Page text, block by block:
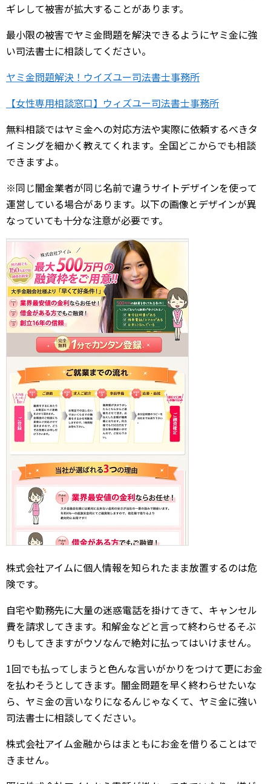
ギレして被害が拡大することがあります。
最小限の被害でヤミ金問題を解決できるようにヤミ金に強
い司法書士に相談してください。
ヤミ金問題解決！ウイズユー司法書士事務所
【女性専用相談窓口】ウィズユー司法書士事務所
無料相談ではヤミ金への対応方法や実際に依頼するべきタ
イミングを細かく教えてくれます。全国どこからでも相談
できますよ。
※同じ闇金業者が同じ名前で違うサイトデザインを使って
運営している場合があります。以下の画像とデザインが異
なっていても十分な注意が必要です。
株式会社アイムに個人情報を知られたまま放置するのは危
険です。
自宅や勤務先に大量の迷惑電話を掛けてきて、キャンセル
費を請求してきます。和解金などと言って終わらせるそぶ
りもしてきますがウソなんで絶対に払ってはいけません。
1回でも払ってしまうと色んな言いがかりをつけて更にお金
を払わそうとしてきます。闇金問題を早く終わらせたいな
ら、ヤミ金の言いなりになるんじゃなくて、ヤミ金に強い
司法書士に相談してください。
株式会社アイム金融からはまともにお金を借りることはで
きません。